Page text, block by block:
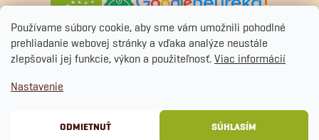
Používame súbory cookie, aby sme vám umožnili pohodlné
prehliadanie webovej stránky a vďaka analýze neustále
zlepšovali jej funkcie, výkon a použiteľnosť. Viac informácií
Nastavenie
ODMIETNUŤ SÚHLASÍM
Obchodné podmienkyCookies
Copyright 2026